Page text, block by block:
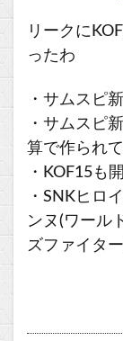
リークに
ったわ
・サムスピ
・サムスピ
算で作られ
・KOF15も
・SNKヒロ
ンヌ(ワール
ズファイタ